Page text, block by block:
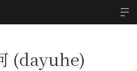
(dayuhe)